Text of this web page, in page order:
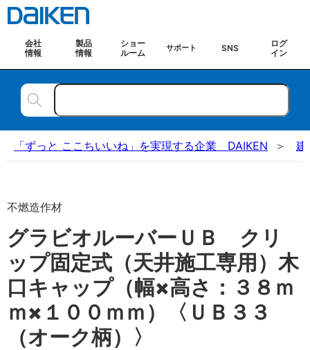
会社
情報
製品
情報
ショー
ルーム
サポート SNS
ログ
イン
「ずっと ここちいいね」を実現する企業 DAIKEN 建
不燃造作材
グラビオルーバーＵＢ クリ
ップ固定式（天井施工専用）木
口キャップ（幅×高さ：３８ｍ
ｍ×１００ｍｍ）〈ＵＢ３３
（オーク柄）〉